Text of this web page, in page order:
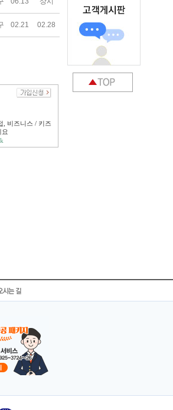
02.21 02.28
, 비즈니스 / 키즈
요